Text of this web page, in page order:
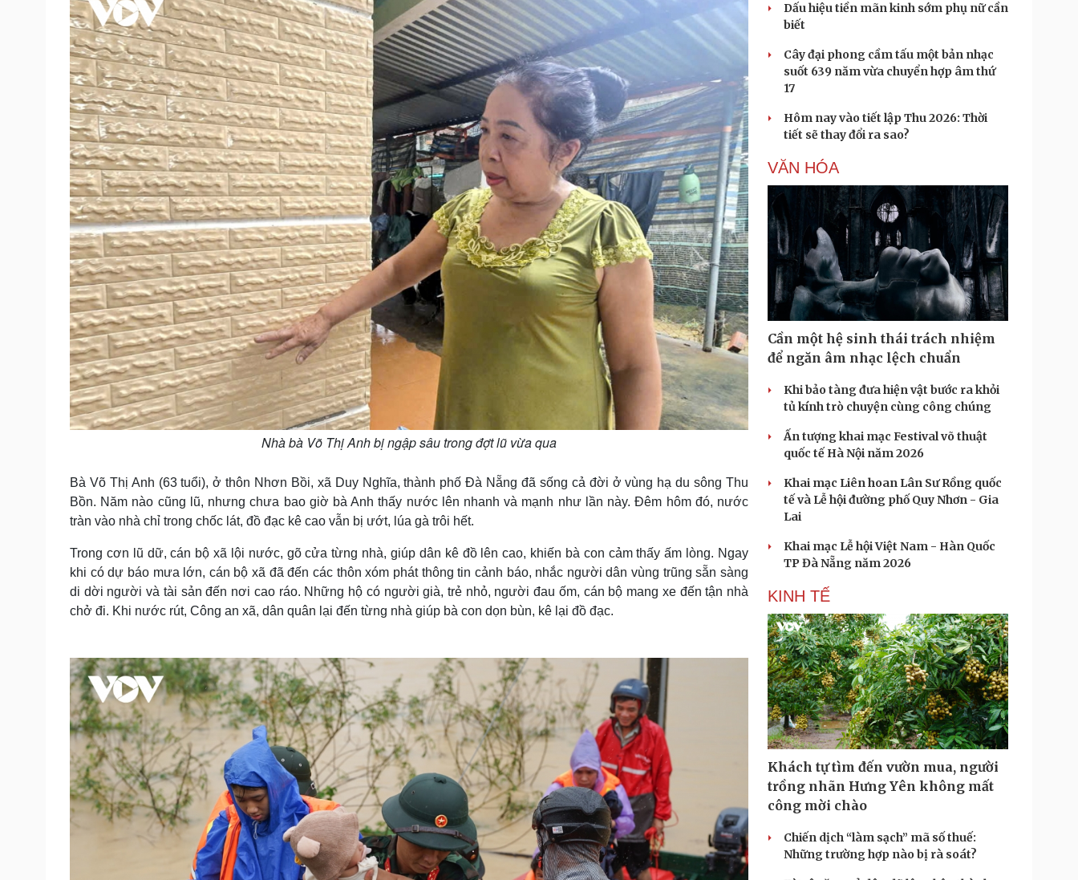
Nam khoa
Làm đẹp - giảm cân
Phòng mạch online
Ăn sạch sống khỏe
Hạt giống tâm hồn
Cải chính
Nhà bà Võ Thị Anh bị ngập sâu trong đợt lũ vừa qua
Bà Võ Thị Anh (63 tuổi), ở thôn Nhơn Bồi, xã Duy Nghĩa, thành phố Đà Nẵng đã sống cả đời ở vùng hạ du sông Thu
Bồn. Năm nào cũng lũ, nhưng chưa bao giờ bà Anh thấy nước lên nhanh và mạnh như lần này. Đêm hôm đó, nước
tràn vào nhà chỉ trong chốc lát, đồ đạc kê cao vẫn bị ướt, lúa gà trôi hết.
Trong cơn lũ dữ, cán bộ xã lội nước, gõ cửa từng nhà, giúp dân kê đồ lên cao, khiến bà con cảm thấy ấm lòng. Ngay
khi có dự báo mưa lớn, cán bộ xã đã đến các thôn xóm phát thông tin cảnh báo, nhắc người dân vùng trũng sẵn sàng
di dời người và tài sản đến nơi cao ráo. Những hộ có người già, trẻ nhỏ, người đau ốm, cán bộ mang xe đến tận nhà
chở đi. Khi nước rút, Công an xã, dân quân lại đến từng nhà giúp bà con dọn bùn, kê lại đồ đạc.
Dấu hiệu tiền mãn kinh sớm phụ nữ cần
biết
Cây đại phong cầm tấu một bản nhạc
suốt 639 năm vừa chuyển hợp âm thứ
17
Hôm nay vào tiết lập Thu 2026: Thời
tiết sẽ thay đổi ra sao?
VĂN HÓA
Cần một hệ sinh thái trách nhiệm
để ngăn âm nhạc lệch chuẩn
Khi bảo tàng đưa hiện vật bước ra khỏi
tủ kính trò chuyện cùng công chúng
Ấn tượng khai mạc Festival võ thuật
quốc tế Hà Nội năm 2026
Khai mạc Liên hoan Lân Sư Rồng quốc
tế và Lễ hội đường phố Quy Nhơn - Gia
Lai
Khai mạc Lễ hội Việt Nam - Hàn Quốc
TP Đà Nẵng năm 2026
KINH TẾ
Khách tự tìm đến vườn mua, người
trồng nhãn Hưng Yên không mất
công mời chào
Chiến dịch “làm sạch” mã số thuế:
Những trường hợp nào bị rà soát?